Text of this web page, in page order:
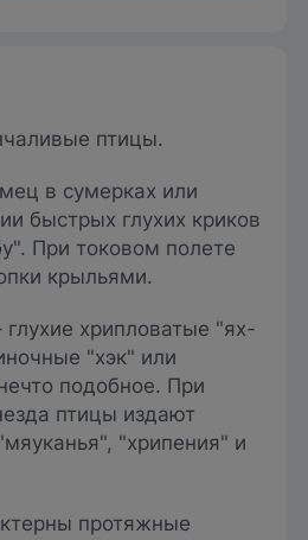
птицы.
в сумерках или
быстрых глухих криков
При токовом полете
крыльями.
глухие хрипловатые "ях-
"хэк" или
подобное. При
птицы издают
"хрипения" и
протяжные